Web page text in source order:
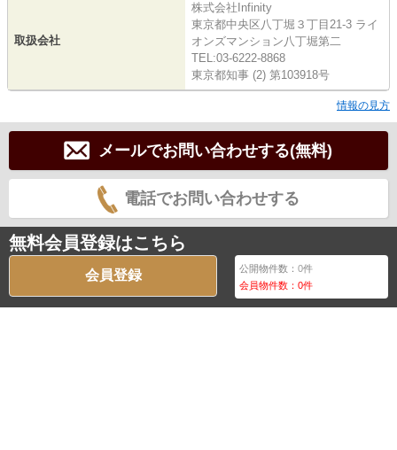
取扱会社
株式会社Infinity
東京都中央区八丁堀３丁目21-3 ライ
オンズマンション八丁堀第二
TEL:03-6222-8868
東京都知事 (2) 第103918号
情報の見方
メールでお問い合わせする(無料)
電話でお問い合わせする
無料会員登録はこちら
会員登録 公開物件数：0件
会員物件数：0件